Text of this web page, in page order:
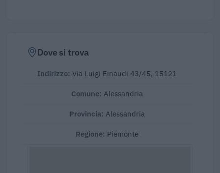
Dove si trova
Indirizzo: Via Luigi Einaudi 43/45, 15121
Comune: Alessandria
Provincia: Alessandria
Regione: Piemonte